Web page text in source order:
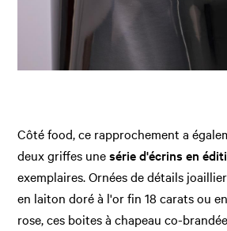
Côté food, ce rapprochement a
deux griffes unesérie d'écrins en
exemplaires. Ornées de détails
en laiton doré à l'or fin 18 carats ou
rose, ces boites à chapeau co-